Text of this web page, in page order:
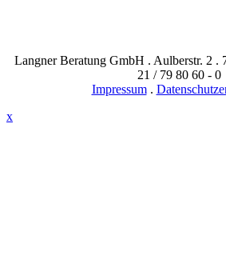
Langner Beratung GmbH . Aulberstr. 2 .
21 / 79 80 60 - 0
Impressum.
x